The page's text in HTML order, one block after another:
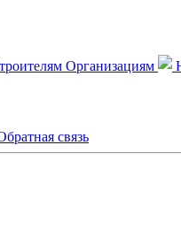
Организациям
связь